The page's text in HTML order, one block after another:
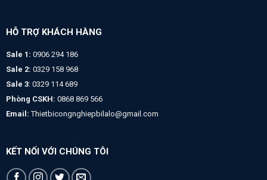
HỖ TRỢ KHÁCH HÀNG
Sale 1: 0906 294 186
Sale 2: 0329 158 968
Sale 3: 0329 114 689
Phòng CSKH: 0868 869 566
Email: Thietbicongnghiepbilalo@gmail.com
KẾT NỐI VỚI CHÚNG TÔI